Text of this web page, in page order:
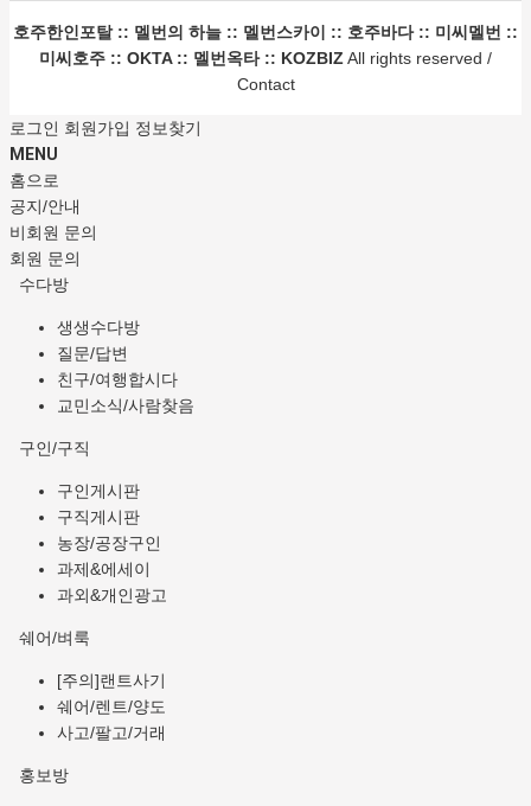
호주한인포탈 :: 멜번의 하늘 :: 멜번스카이 :: 호주바다 :: 미씨멜번 ::
미씨호주 :: OKTA :: 멜번옥타 :: KOZBIZ All rights reserved /
Contact
로그인 회원가입 정보찾기
MENU
홈으로
공지/안내
비회원 문의
회원 문의
수다방
생생수다방
질문/답변
친구/여행합시다
교민소식/사람찾음
구인/구직
구인게시판
구직게시판
농장/공장구인
과제&에세이
과외&개인광고
쉐어/벼룩
[주의]랜트사기
쉐어/렌트/양도
사고/팔고/거래
홍보방